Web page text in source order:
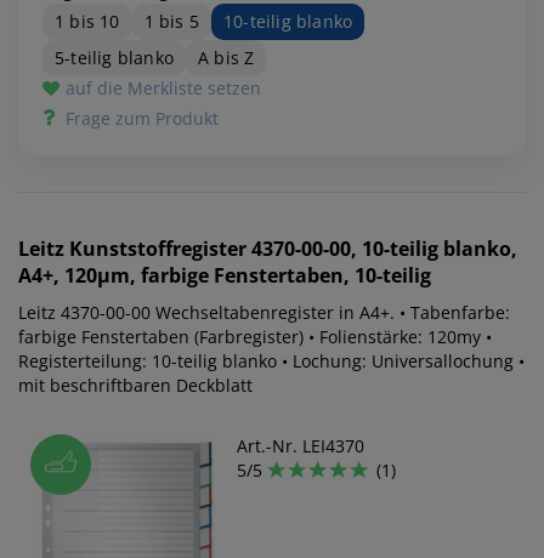
1 bis 10
1 bis 5
10-teilig blanko
5-teilig blanko
A bis Z
auf die Merkliste setzen
Frage zum Produkt
Leitz Kunststoffregister 4370-00-00, 10-teilig blanko,
A4+, 120µm, farbige Fenstertaben, 10-teilig
Leitz 4370-00-00 Wechseltabenregister in A4+. • Tabenfarbe:
farbige Fenstertaben (Farbregister) • Folienstärke: 120my •
Registerteilung: 10-teilig blanko • Lochung: Universallochung •
mit beschriftbaren Deckblatt
Art.-Nr. LEI4370
5/5
(1)